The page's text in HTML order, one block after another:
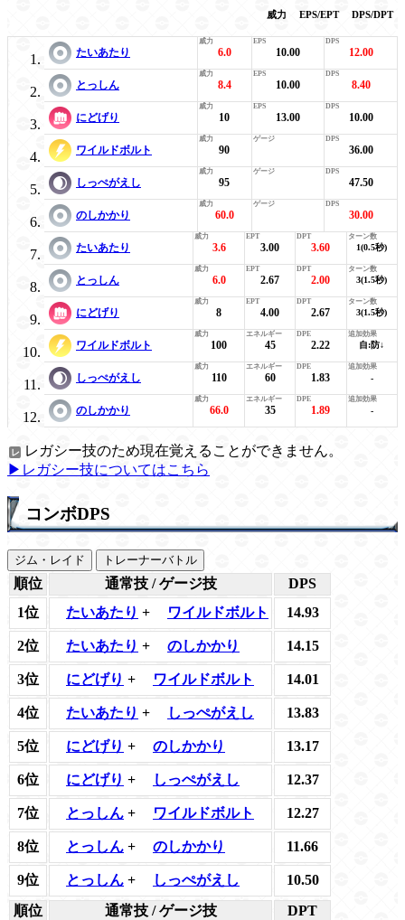
威力 EPS/EPT DPS/DPT
たいあたり 6.0 10.00 12.00
とっしん 8.4 10.00 8.40
にどげり 10 13.00 10.00
ワイルドボルト 90 36.00
しっぺがえし 95 47.50
のしかかり 60.0 30.00
たいあたり 3.6 3.00 3.60 1(0.5秒)
とっしん 6.0 2.67 2.00 3(1.5秒)
にどげり 8 4.00 2.67 3(1.5秒)
ワイルドボルト 100 45 2.22 自:防↓
しっぺがえし 110 60 1.83 -
のしかかり 66.0 35 1.89 -
レガシー技のため現在覚えることができません。
▶レガシー技についてはこちら
コンボDPS
ジム・レイド トレーナーバトル
順位 通常技 / ゲージ技
DPS
1位
たいあたり + ワイルドボルト 14.93
2位 たいあたり + のしかかり 14.15
3位 にどげり + ワイルドボルト 14.01
4位 たいあたり + しっぺがえし 13.83
5位 にどげり + のしかかり 13.17
6位 にどげり + しっぺがえし 12.37
7位 とっしん + ワイルドボルト 12.27
8位 とっしん + のしかかり 11.66
9位 とっしん + しっぺがえし
10.50
順位
通常技 / ゲージ技
DPT